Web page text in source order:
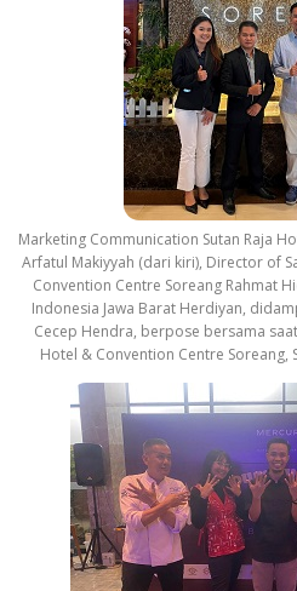
Marketing Communication Sutan Raja
Arfatul Makiyyah (dari kiri), Director of
Convention Centre Soreang Rahmat
Indonesia Jawa Barat Herdiyan,
Cecep Hendra, berpose bersama
Hotel & Convention Centre Soreang,